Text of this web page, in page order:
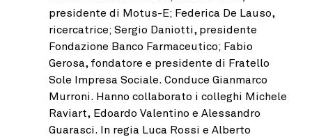
presidente di Motus-E; Federica De Lauso,
ricercatrice; Sergio Daniotti, presidente
Fondazione Banco Farmaceutico; Fabio
Gerosa, fondatore e presidente di Fratello
Sole Impresa Sociale. Conduce Gianmarco
Murroni. Hanno collaborato i colleghi Michele
Raviart, Edoardo Valentino e Alessandro
Guarasci. In regia Luca Rossi e Alberto